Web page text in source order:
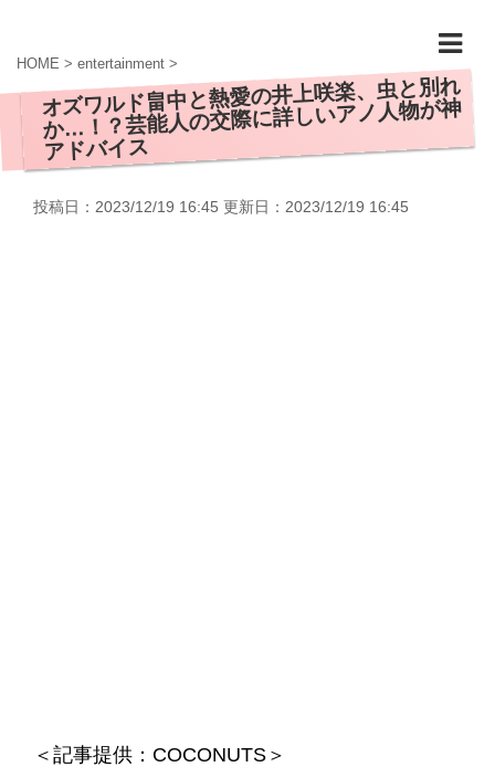
HOME > entertainment >
オズワルド畠中と熱愛の井上咲楽、虫と別れ
か…！？芸能人の交際に詳しいアノ人物が神
アドバイス
投稿日：2023/12/19 16:45 更新日： 2023/12/19 16:45
＜記事提供：COCONUTS＞